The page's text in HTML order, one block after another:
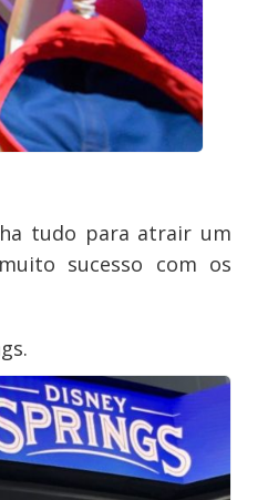
tudo para atrair um
sucesso com os